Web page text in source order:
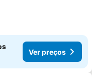
Ver preços